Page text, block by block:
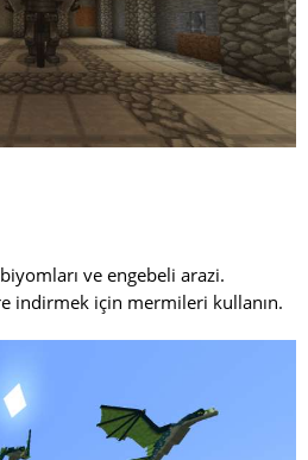
ve engebeli arazi.
indirmek için mermileri kullanın.